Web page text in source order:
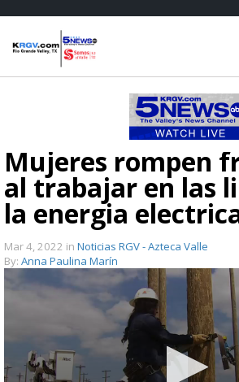
Mujeres rompen
al trabajar en las
la energia
Mar 4, 2022 in Noticias RGV - Azteca Valle
By: Anna Paulina Marín